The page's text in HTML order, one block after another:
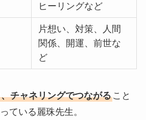
ヒーリングなど
片想い、対策、人間
関係、開運、前世な
ど
チャネリングでつながること
ている麗珠先生。